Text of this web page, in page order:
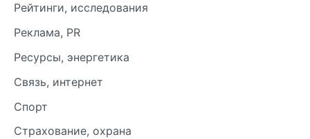
Рейтинги, исследования
Реклама, PR
Ресурсы, энергетика
Связь, интернет
Спорт
Страхование, охрана